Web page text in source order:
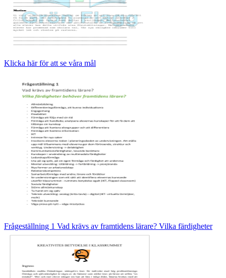
Klicka här för att se våra mål
Frågeställning 1 Vad krävs av framtidens lärare? Vilka färdigheter